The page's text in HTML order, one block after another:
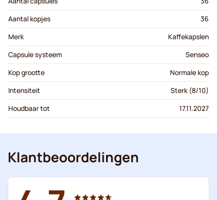
Aantal kopjes
36
Merk
Kaffekapslen
Capsule systeem
Senseo
Kop grootte
Normale kop
Intensiteit
Sterk (8/10)
Houdbaar tot
17.11.2027
Klantbeoordelingen